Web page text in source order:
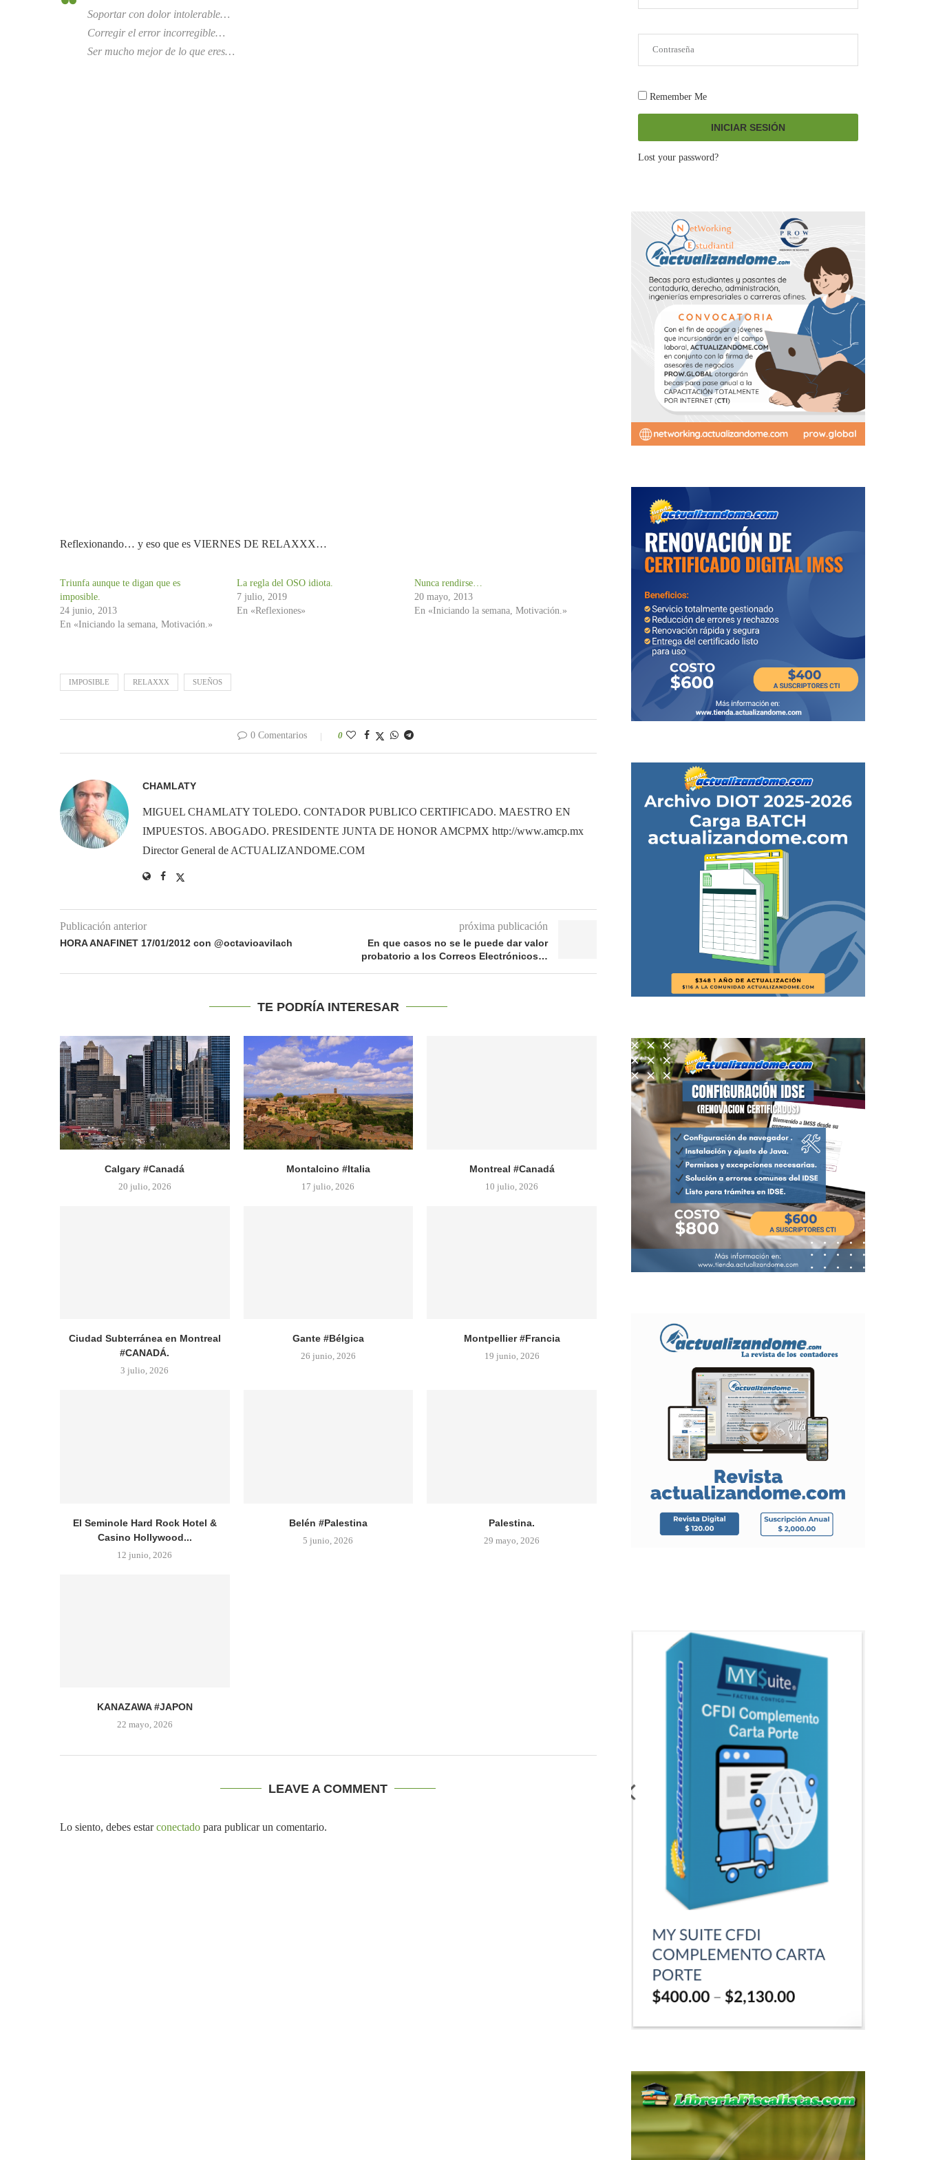
Soportar con dolor intolerable…
Corregir el error incorregible…
Ser mucho mejor de lo que eres…
Reflexionando… y eso que es VIERNES DE RELAXXX…
Triunfa aunque te digan que es
imposible.
24 junio, 2013
En «Iniciando la semana, Motivación.»
La regla del OSO idiota.
7 julio, 2019
En «Reflexiones»
Nunca rendirse…
20 mayo, 2013
En «Iniciando la semana, Motivación.»
IMPOSIBLE RELAXXX SUEÑOS
0 Comentarios 0
CHAMLATY
MIGUEL CHAMLATY TOLEDO. CONTADOR PUBLICO CERTIFICADO. MAESTRO EN
IMPUESTOS. ABOGADO. PRESIDENTE JUNTA DE HONOR AMCPMX http://www.amcp.mx
Director General de ACTUALIZANDOME.COM
Publicación anterior
HORA ANAFINET 17/01/2012 con @octavioavilach
próxima publicación
En que casos no se le puede dar valor
probatorio a los Correos Electrónicos…
TE PODRÍA INTERESAR
Calgary #Canadá
20 julio, 2026
Montalcino #Italia
17 julio, 2026
Montreal #Canadá
10 julio, 2026
Ciudad Subterránea en Montreal
#CANADÁ.
3 julio, 2026
Gante #Bélgica
26 junio, 2026
Montpellier #Francia
19 junio, 2026
El Seminole Hard Rock Hotel &
Casino Hollywood...
12 junio, 2026
Belén #Palestina
5 junio, 2026
Palestina.
29 mayo, 2026
KANAZAWA #JAPON
22 mayo, 2026
LEAVE A COMMENT
Lo siento, debes estarconectado para publicar un comentario.
Remember Me
INICIAR SESIÓN
Lost your password?